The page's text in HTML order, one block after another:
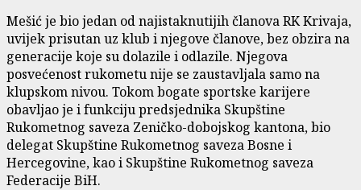
Mešić je bio jedan od najistaknutijih članova RK Krivaja,
uvijek prisutan uz klub i njegove članove, bez obzira na
generacije koje su dolazile i odlazile. Njegova
posvećenost rukometu nije se zaustavljala samo na
klupskom nivou. Tokom bogate sportske karijere
obavljao je i funkciju predsjednika Skupštine
Rukometnog saveza Zeničko-dobojskog kantona, bio
delegat Skupštine Rukometnog saveza Bosne i
Hercegovine, kao i Skupštine Rukometnog saveza
Federacije BiH.